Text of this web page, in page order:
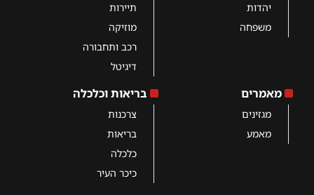
יהדות
משפחה
תיירות
מוזיקה
רכב ותחבורה
דיגיטל
מאמרים
מגזינים
מאמע
בריאות וכלכלה
צרכנות
בריאות
כלכלה
כיכר העיר